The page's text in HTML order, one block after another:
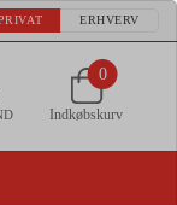
ERHVERV
0
Indkøbskurv